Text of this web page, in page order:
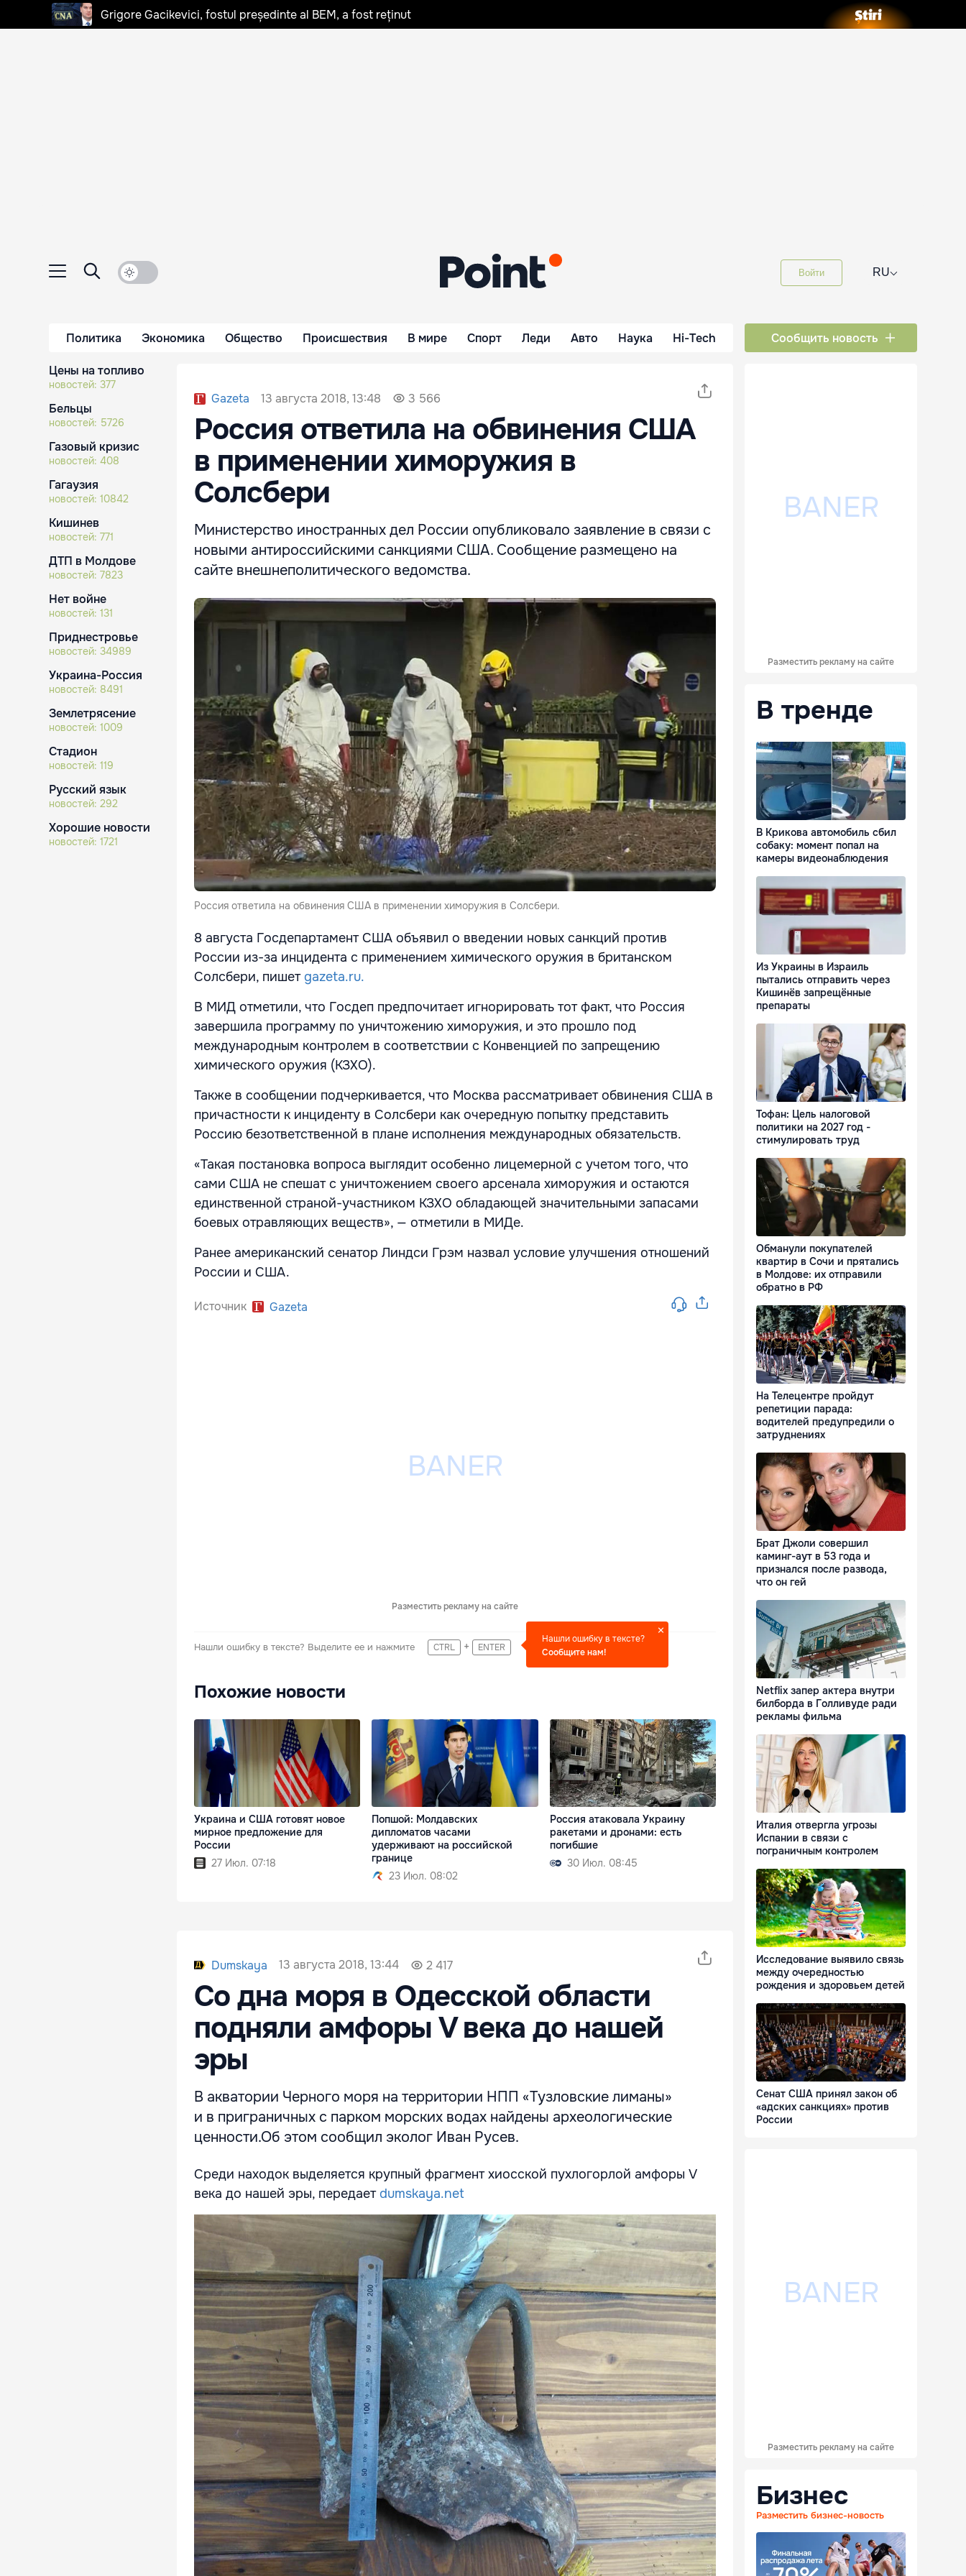
Grigore Gacikevici, fostul președinte al BEM, a fost reținut
Войти RU⌵
Политика Экономика Общество Происшествия В мире Спорт Леди Авто Наука Hi-Tech Сообщить новость
Цены на топливо
новостей: 377
Бельцы
новостей: 5726
Газовый кризис
новостей: 408
Гагаузия
новостей: 10842
Кишинев
новостей: 771
ДТП в Молдове
новостей: 7823
Нет войне
новостей: 131
Приднестровье
новостей: 34989
Украина-Россия
новостей: 8491
Землетрясение
новостей: 1009
Стадион
новостей: 119
Русский язык
новостей: 292
Хорошие новости
новостей: 1721
Gazeta 13 августа 2018, 13:48 3 566
Россия ответила на обвинения США
в применении химоружия в
Солсбери
Министерство иностранных дел России опубликовало заявление в связи с
новыми антироссийскими санкциями США. Сообщение размещено на
сайте внешнеполитического ведомства.
Россия ответила на обвинения США в применении химоружия в Солсбери.
8 августа Госдепартамент США объявил о введении новых санкций против
России из-за инцидента с применением химического оружия в британском
Солсбери, пишетgazeta.ru.
В МИД отметили, что Госдеп предпочитает игнорировать тот факт, что Россия
завершила программу по уничтожению химоружия, и это прошло под
международным контролем в соответствии с Конвенцией по запрещению
химического оружия (КЗХО).
Также в сообщении подчеркивается, что Москва рассматривает обвинения США в
причастности к инциденту в Солсбери как очередную попытку представить
Россию безответственной в плане исполнения международных обязательств.
«Такая постановка вопроса выглядит особенно лицемерной с учетом того, что
сами США не спешат с уничтожением своего арсенала химоружия и остаются
единственной страной-участником КЗХО обладающей значительными запасами
боевых отравляющих веществ», — отметили в МИДе.
Ранее американский сенатор Линдси Грэм назвал условие улучшения отношений
России и США.
Источник Gazeta
Разместить рекламу на сайте
Нашли ошибку в тексте? Выделите ее и нажмите CTRL + ENTER
Нашли ошибку в тексте?
Сообщите нам!
Похожие новости
Украина и США готовят новое
мирное предложение для
России
27 Июл. 07:18
Попшой: Молдавских
дипломатов часами
удерживают на российской
границе
23 Июл. 08:02
Россия атаковала Украину
ракетами и дронами: есть
погибшие
30 Июл. 08:45
Dumskaya 13 августа 2018, 13:44 2 417
Со дна моря в Одесской области
подняли амфоры V века до нашей
эры
В акватории Черного моря на территории НПП «Тузловские лиманы»
и в приграничных с парком морских водах найдены археологические
ценности.Об этом сообщил эколог Иван Русев.
Среди находок выделяется крупный фрагмент хиосской пухлогорлой амфоры V
века до нашей эры, передает dumskaya.net
Разместить рекламу на сайте
В тренде
В Крикова автомобиль сбил
собаку: момент попал на
камеры видеонаблюдения
Из Украины в Израиль
пытались отправить через
Кишинёв запрещённые
препараты
Тофан: Цель налоговой
политики на 2027 год -
стимулировать труд
Обманули покупателей
квартир в Сочи и прятались
в Молдове: их отправили
обратно в РФ
На Телецентре пройдут
репетиции парада:
водителей предупредили о
затруднениях
Брат Джоли совершил
каминг-аут в 53 года и
признался после развода,
что он гей
Netflix запер актера внутри
билборда в Голливуде ради
рекламы фильма
Италия отвергла угрозы
Испании в связи с
пограничным контролем
Исследование выявило связь
между очередностью
рождения и здоровьем детей
Сенат США принял закон об
«адских санкциях» против
России
Разместить рекламу на сайте
Бизнес
Разместить бизнес-новость